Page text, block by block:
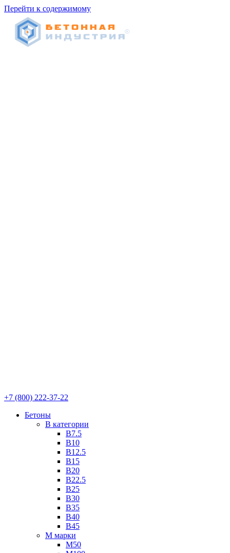
Перейти к содержимому
+7 (800) 222-37-22
Бетоны
В категории
В7.5
В10
В12.5
B15
В20
В22.5
В25
В30
В35
В40
В45
М марки
М50